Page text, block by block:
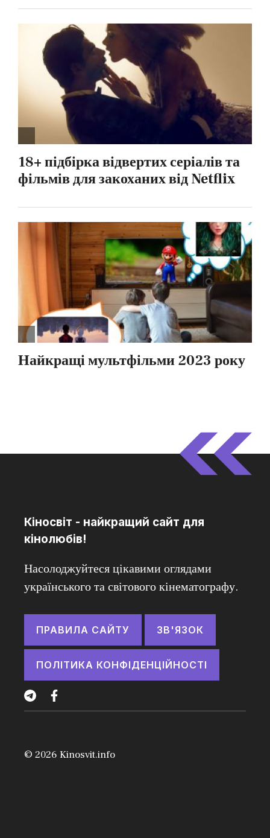
Кіносвіт - найкращий сайт для
кінолюбів!
Насолоджуйтеся цікавими оглядами
українського та світового кінематографу.
ПРАВИЛА САЙТУ ЗВ'ЯЗОК
ПОЛІТИКА КОНФІДЕНЦІЙНОСТІ
© 2026 Kinosvit.info